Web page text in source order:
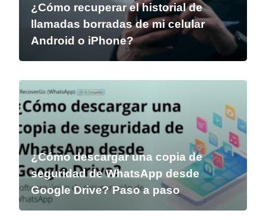
¿Cómo recuperar el historial de
llamadas borradas de mi celular
Android o iPhone?
¿Cómo descargar una copia de
seguridad de WhatsApp desde
Google Drive? Paso a paso